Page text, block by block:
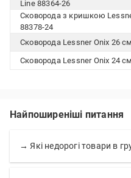
Line 88364-26
Сковорода з кришкою
88378-24
Сковорода Lessner Onix 26
Сковорода Lessner Onix 24
Найпоширеніші питання
→ Які недорогі товари в